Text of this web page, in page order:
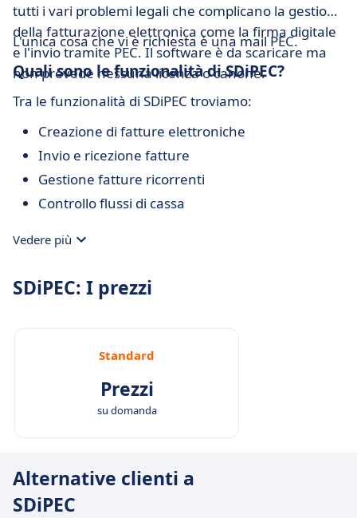
tutti i vari problemi legali che complicano la gestione
della fatturazione elettronica come la firma digitale
e l'invio tramite PEC. Il software è da scaricare ma
non prevede nessuna licenza o canone.
L'unica cosa che vi è richiesta è una mail PEC.
Quali sono le funzionalità di SDiPEC?
Tra le funzionalità di SDiPEC troviamo:
Creazione di fatture elettroniche
Invio e ricezione fatture
Gestione fatture ricorrenti
Controllo flussi di cassa
Vedere più
SDiPEC: I prezzi
Standard
Prezzi
su domanda
Alternative clienti a
SDiPEC